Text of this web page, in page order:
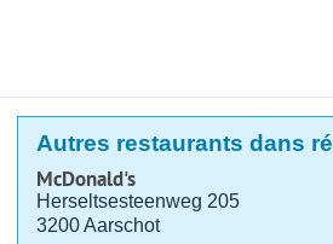
Autres restaurants dans
McDonald's
Herseltsesteenweg 205
3200 Aarschot